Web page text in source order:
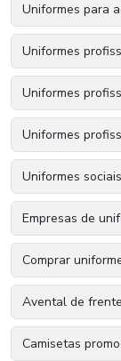
Uniformes para
Uniformes
Uniformes
Uniformes
Uniformes
Empresas de
Comprar
Avental de
Camisetas